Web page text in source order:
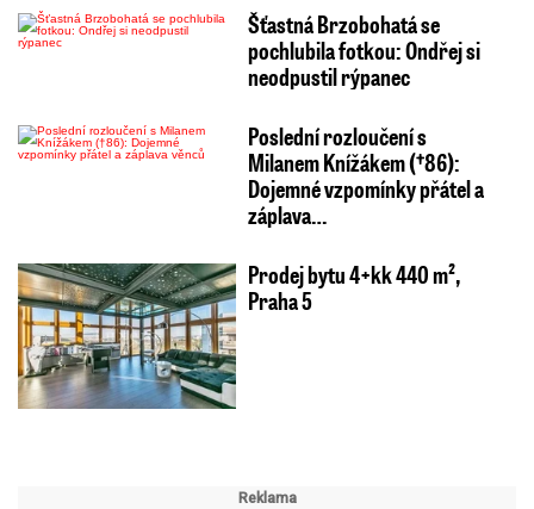
Šťastná Brzobohatá se
pochlubila fotkou: Ondřej si
neodpustil rýpanec
Poslední rozloučení s
Milanem Knížákem (†86):
Dojemné vzpomínky přátel a
záplava…
Prodej bytu 4+kk 440 m²,
Praha 5